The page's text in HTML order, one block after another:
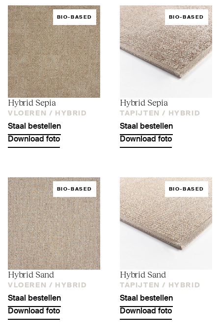
BIO-BASED
Hybrid Sepia
VLOEREN / HYBRID
Staal bestellen
Download foto
BIO-BASED
Hybrid Sepia
TAPIJTEN / HYBRID
Staal bestellen
Download foto
BIO-BASED
Hybrid Sand
VLOEREN / HYBRID
Staal bestellen
Download foto
BIO-BASED
Hybrid Sand
TAPIJTEN / HYBRID
Staal bestellen
Download foto